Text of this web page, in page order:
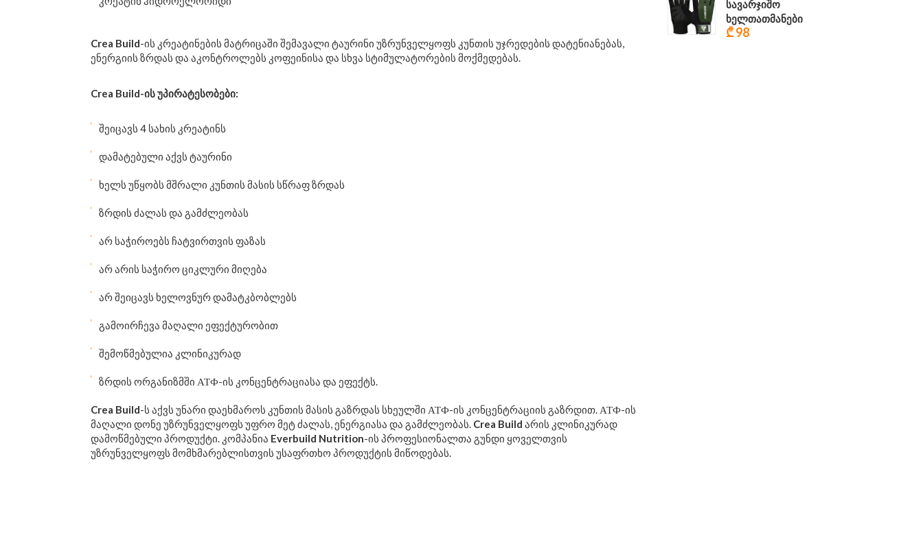
Crea Build-ის კრეატინების მატრიცაში შემავალი ტაურინი უზრუნველყოფს კუნთის უჯრედების დატენიანებას,
ენერგიის ზრდას და აკონტროლებს კოფეინისა და სხვა სტიმულატორების მოქმედებას.
Crea Build-ის უპირატესობები:
შეიცავს 4 სახის კრეატინს
დამატებული აქვს ტაურინი
ხელს უწყობს მშრალი კუნთის მასის სწრაფ ზრდას
ზრდის ძალას და გამძლეობას
არ საჭიროებს ჩატვირთვის ფაზას
არ არის საჭირო ციკლური მიღება
არ შეიცავს ხელოვნურ დამატკბობლებს
გამოირჩევა მაღალი ეფექტურობით
შემოწმებულია კლინიკურად
ზრდის ორგანიზმში АТФ-ის კონცენტრაციასა და ეფექტს.
Crea Build-ს აქვს უნარი დაეხმაროს კუნთის მასის გაზრდას სხეულში АТФ-ის კონცენტრაციის გაზრდით. АТФ-ის
მაღალი დონე უზრუნველყოფს უფრო მეტ ძალას, ენერგიასა და გამძლეობას. Crea Build არის კლინიკურად
დამოწმებული პროდუქტი. კომპანია Everbuild Nutrition-ის პროფესიონალთა გუნდი ყოველთვის
უზრუნველყოფს მომხმარებლისთვის უსაფრთხო პროდუქტის მიწოდებას.
სავარჯიშო
ხელთათმანები
₾ 98